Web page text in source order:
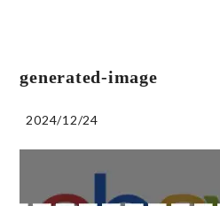
generated-image
2024/12/24